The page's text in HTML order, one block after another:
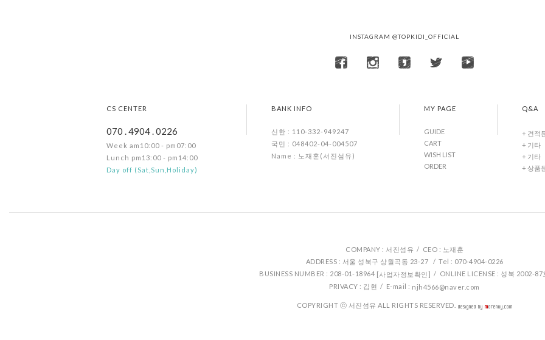
INSTAGRAM @TOPKIDI_OFFICIAL
CS CENTER
070 . 4904 . 0226
Week am10:00 - pm07:00
Lunch pm13:00 - pm14:00
Day off (Sat,Sun,Holiday)
BANK INFO
신한 : 110-332-949247
국민 : 048402-04-004507
Name : 노재훈(서진섬유)
MY PAGE
GUIDE
CART
WISH LIST
ORDER
Q&A
+ 견적
+ 기타
+ 기타
+ 상품
COMPANY : 서진섬유 / CEO : 노재훈
ADDRESS : 서울 성북구 상월곡동 23-27 / Tel : 070-4904-0226
BUSINESS NUMBER : 208-01-18964 [사업자정보확인] / ONLINE LICENSE : 성북 2002-87
PRIVACY : 김현 / E-mail : njh4566@naver.com
COPYRIGHT ⓒ 서진섬유 ALL RIGHTS RESERVED.